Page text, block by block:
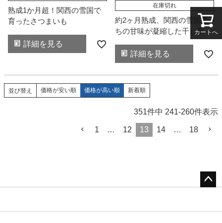
熟成1か月超！関西の雪国で
育ったさつまいも
詳細を見る
在庫切れ
約2ヶ月熟成、関西の雪国育
ちの甘味が凝縮した干し芋
詳細を見る
並び替え 価格が安い順 価格が高い順 新着順
351件中 241-260件表示
1 … 12 13 14 … 18
カートへ